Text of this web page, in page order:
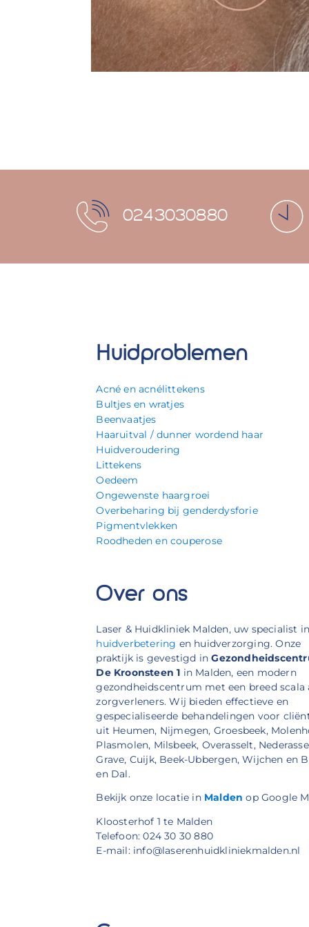
0243030880
Huidproblemen
Acné en acnélittekens
Bultjes en wratjes
Beenvaatjes
Haaruitval / dunner wordend haar
Huidveroudering
Littekens
Oedeem
Ongewenste haargroei
Overbeharing bij genderdysforie
Pigmentvlekken
Roodheden en couperose
Over ons
Laser & Huidkliniek Malden, uw specialist
huidverbetering en huidverzorging. Onze
praktijk is gevestigd in
De Kroonsteen 1 in Malden, een modern
gezondheidscentrum met een breed scala
zorgverleners. Wij bieden effectieve en
gespecialiseerde behandelingen voor
uit Heumen, Nijmegen, Groesbeek,
Plasmolen, Milsbeek, Overasselt,
Grave, Cuijk, Beek-Ubbergen, Wijchen en
en Dal.
Bekijk onze locatie in Malden op Google
Kloosterhof 1 te Malden
Telefoon: 024 30 30 880
E-mail: info@laserenhuidkliniekmalden.nl